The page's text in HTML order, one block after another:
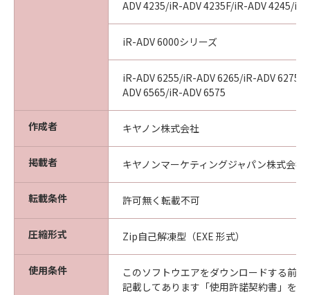
ADV 4235/iR-ADV 4235F/iR-ADV 4245/iR-
iR-ADV 6000シリーズ
iR-ADV 6255/iR-ADV 6265/iR-ADV 6275/
ADV 6565/iR-ADV 6575
作成者 キヤノン株式会社
掲載者 キヤノンマーケティングジャパン株式会社
転載条件 許可無く転載不可
圧縮形式 Zip自己解凍型（EXE 形式）
使用条件
このソフトウエアをダウンロードする前
記載してあります「使用許諾契約書」を